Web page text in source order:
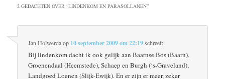
2 GEDACHTEN OVER “LINDENKOM EN PARASOLLANEN”
Jan Holwerdaop 10 september 2009 om 22:19schreef:
Bij lindenkom dacht ik ook gelijk aan Baarnse Bos (Baarn),
Groenendaal (Heemstede), Schaep en Burgh (‘s-Graveland),
Landgoed Loenen (Slijk-Ewijk). En er zijn er meer, zeker